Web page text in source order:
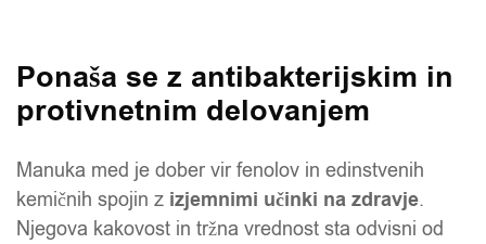
Ponaša se z antibakterijskim in
protivnetnim delovanjem
Manuka med je dober vir fenolov in edinstvenih
kemičnih spojin z izjemnimi učinki na zdravje.
Njegova kakovost in tržna vrednost sta odvisni od